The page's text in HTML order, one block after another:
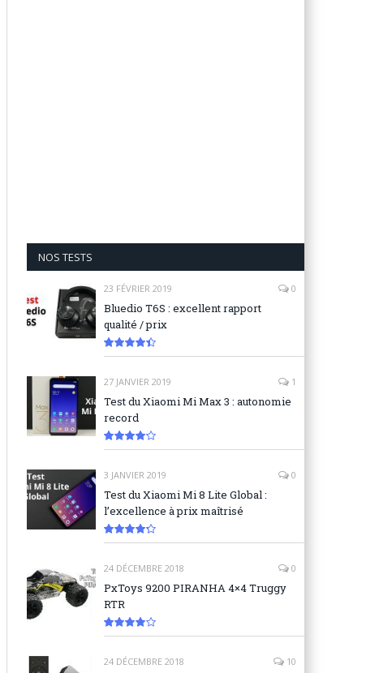
NOS TESTS
23 FÉVRIER 2019 0
Bluedio T6S : excellent rapport
qualité / prix
27 JANVIER 2019 1
Test du Xiaomi Mi Max 3 : autonomie
record
3 JANVIER 2019 0
Test du Xiaomi Mi 8 Lite Global :
l’excellence à prix maîtrisé
24 DÉCEMBRE 2018 0
PxToys 9200 PIRANHA 4×4 Truggy
RTR
24 DÉCEMBRE 2018 10